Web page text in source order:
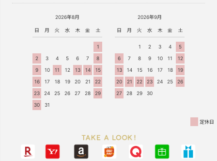
2026年8月
日 月 火 水 木 金 土
1
2
3 4 5 6 7
8
9
10 11 12 13 14
15
16
17 18 19 20 21
22
23
24 25 26 27 28
29
30
31
2026年9月
日 月 火 水 木 金 土
1 2 3 4
5
6
7 8 9 10 11
12
13
14 15 16 17 18
19
20
21 22 23 24 25
26
27
28 29 30
定休日